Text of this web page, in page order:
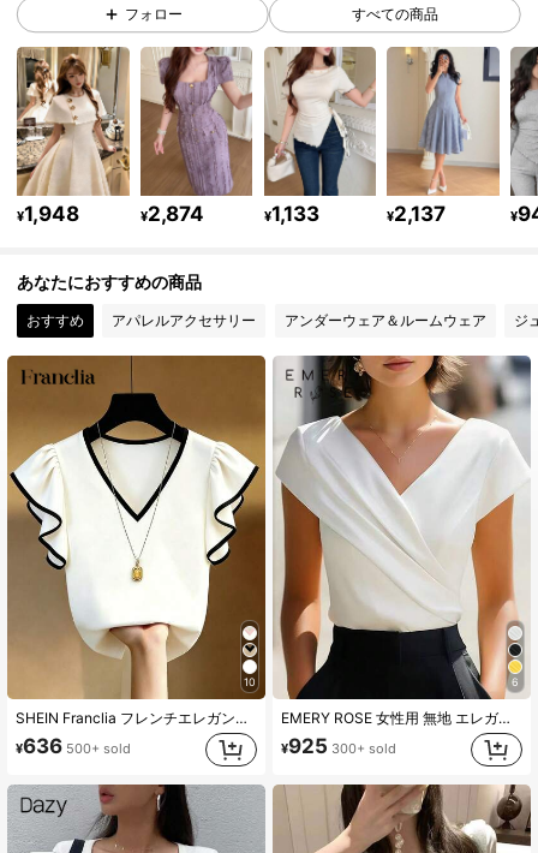
4.82 179K フォロワー
4.82 179K フォロワー
4.82 179K フォロワー
4.82 179K フォロワー
4.82 179K フォロワー
フォロー すべての商品
¥1,948 ¥2,874 ¥1,133 ¥2,137 ¥
あなたにおすすめの商品
おすすめ アパレルアクセサリー アンダーウェア＆ルームウェア ジ
10
SHEIN Franclia フレンチエレガント Vネック ブラック&ホワイト コントラスト フリル トリム 半袖 シフォン トップス、スリムフィット 通勤ウェア、夏新作
¥636 500+ sold
6
EMERY ROSE 女性用 無地 エレガントVネック クロスデザイン キャップスリーブTシャツ
¥925 300+ sold